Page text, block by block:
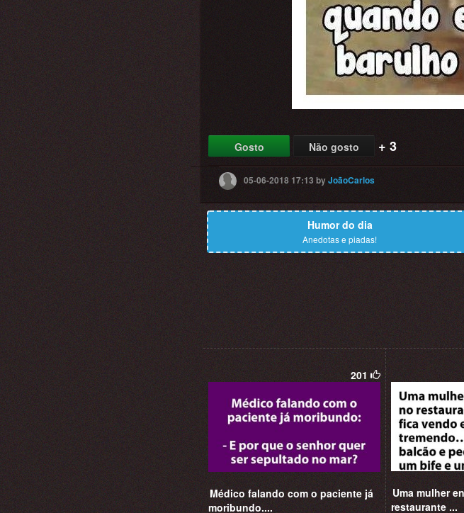
Gosto Não gosto + 3
05-06-2018 17:13 byJoãoCarlos
Humor do dia
Anedotas e piadas!
201
Médico falando com o paciente já
moribundo....
Uma mulher
restaurante ...